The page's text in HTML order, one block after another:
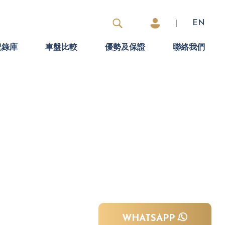
EN
錄庫 車盤比較 優勢及保證 聯絡我們
WHATSAPP